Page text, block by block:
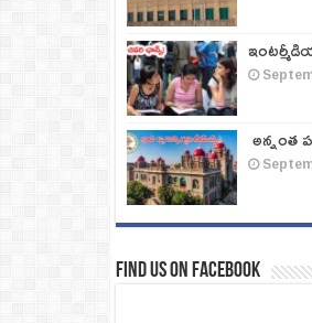
అన్నంత
Find us on Facebook